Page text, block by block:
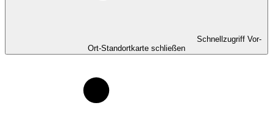
Schnellzugriff Vor-
Ort-Standortkarte schließen